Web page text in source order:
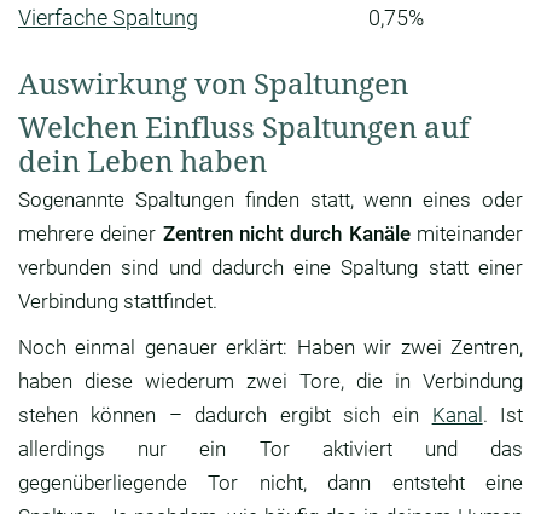
Vierfache Spaltung
0,75%
Auswirkung von Spaltungen
Welchen Einfluss Spaltungen auf
dein Leben haben
Sogenannte Spaltungen finden statt, wenn eines oder
mehrere deiner Zentren nicht durch Kanälemiteinander
verbunden sind und dadurch eine Spaltung statt einer
Verbindung stattfindet.
Noch einmal genauer erklärt: Haben wir zwei Zentren,
haben diese wiederum zwei Tore, die in Verbindung
stehen können – dadurch ergibt sich ein Kanal . Ist
allerdings nur ein Tor aktiviert und das
gegenüberliegende Tor nicht, dann entsteht eine